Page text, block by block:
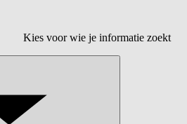
Kies voor wie je informatie zoekt